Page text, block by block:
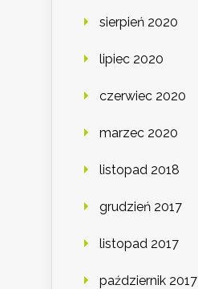
sierpień 2020
lipiec 2020
czerwiec 2020
marzec 2020
listopad 2018
grudzień 2017
listopad 2017
październik 2017